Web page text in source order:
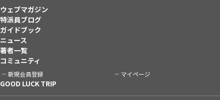
ウェブマガジン
特派員ブログ
ガイドブック
ニュース
著者一覧
コミュニティ
新規会員登録 マイページ
GOOD LUCK TRIP